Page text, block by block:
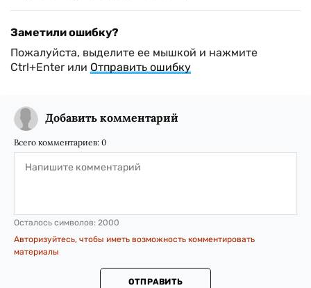
Заметили ошибку?
Пожалуйста, выделите ее мышкой и нажмите
Ctrl+Enter или Отправить ошибку
Добавить комментарий
Всего комментариев: 0
Осталось символов: 2000
Авторизуйтесь, чтобы иметь возможность комментировать
материалы
ОТПРАВИТЬ